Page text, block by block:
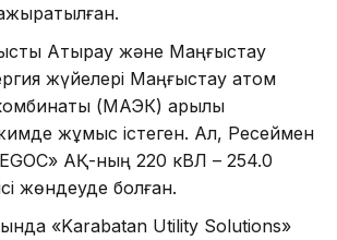
Атырау және Маңғыстау
жүйелері Маңғыстау атом
(МАЭК) арқылы
жұмыс істеген. Ал, Ресеймен
АҚ-ның 220 кВЛ – 254.0
жөндеуде болған.
«Karabatan Utility Solutions»